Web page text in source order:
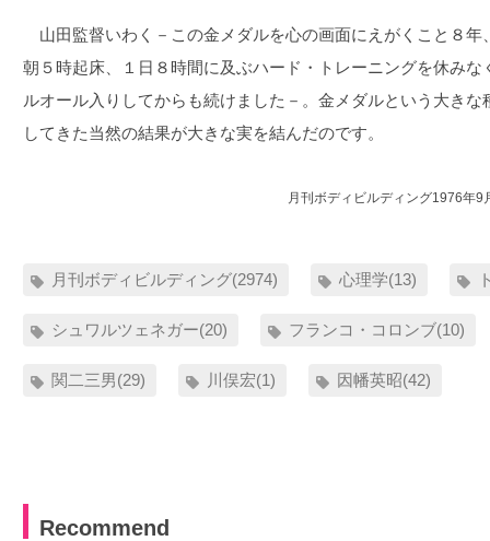
山田監督いわく－この金メダルを心の画面にえがくこと８年
朝５時起床、１日８時間に及ぶハード・トレーニングを休み
ルオール入りしてからも続けました－。金メダルという大き
してきた当然の結果が大きな実を結んだのです。
月刊ボディビルディング1976年9
月刊ボディビルディング(2974) 心理学(13)
シュワルツェネガー(20) フランコ・コロンブ(10)
関二三男(29) 川俣宏(1) 因幡英昭(42)
Recommend